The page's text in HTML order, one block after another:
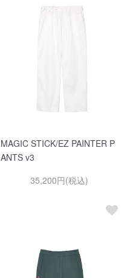
MAGIC STICK/EZ PAINTER P
ANTS v3
35,200円(税込)